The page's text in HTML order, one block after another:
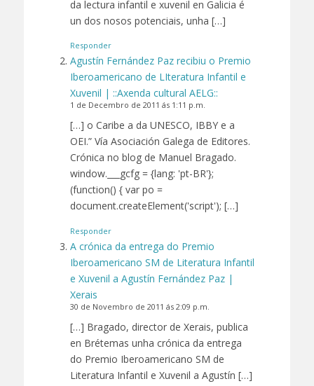
da lectura infantil e xuvenil en Galicia é
un dos nosos potenciais, unha […]
Responder
Agustín Fernández Paz recibiu o Premio
Iberoamericano de LIteratura Infantil e
Xuvenil | ::Axenda cultural AELG::
1 de Decembro de 2011 ás 1:11 p.m.
[…] o Caribe a da UNESCO, IBBY e a
OEI.” Vía Asociación Galega de Editores.
Crónica no blog de Manuel Bragado.
window.___gcfg = {lang: 'pt-BR'};
(function() { var po =
document.createElement('script'); […]
Responder
A crónica da entrega do Premio
Iberoamericano SM de Literatura Infantil
e Xuvenil a Agustín Fernández Paz |
Xerais
30 de Novembro de 2011 ás 2:09 p.m.
[…] Bragado, director de Xerais, publica
en Brétemas unha crónica da entrega
do Premio Iberoamericano SM de
Literatura Infantil e Xuvenil a Agustín […]